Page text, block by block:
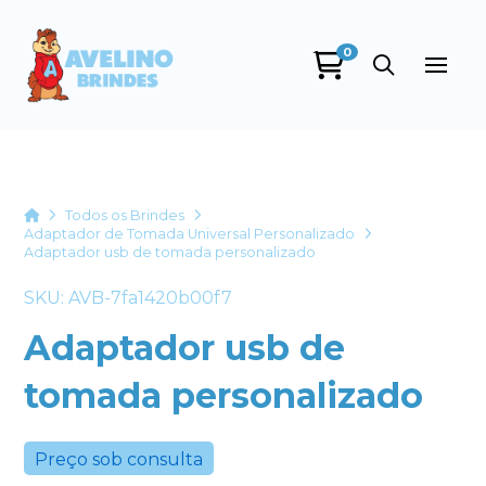
0
HomeTodos os Brindes
Adaptador de Tomada Universal Personalizado
Adaptador usb de tomada personalizado
SKU: AVB-7fa1420b00f7
Adaptador usb de
tomada personalizado
Preço sob consulta
+55